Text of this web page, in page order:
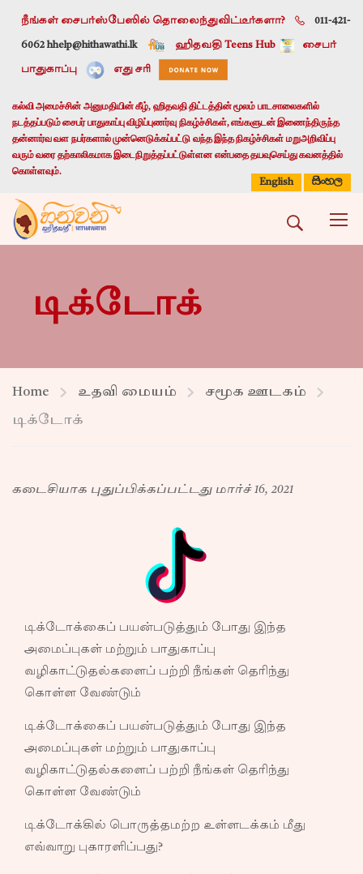
நீங்கள் சைபர்ஸ்பேஸில் தொலைந்துவிட்டீர்களா? 011-421-
6062 hhelp@hithawathi.lk ஹிதவதி Teens Hub சைபர்
பாதுகாப்பு எது சரி
கல்வி அமைச்சின் அனுமதியின் கீழ், ஹிதவதி திட்டத்தின் மூலம் பாடசாலைகளில்
நடத்தப்படும் சைபர் பாதுகாப்பு விழிப்புணர்வு நிகழ்ச்சிகள், எங்களுடன் இணைந்திருந்த
தன்னார்வ வள நபர்களால் முன்னெடுக்கப்பட்டு வந்த இந்த நிகழ்ச்சிகள் மறுஅறிவிப்பு
வரும் வரை தற்காலிகமாக இடைநிறுத்தப்பட்டுள்ளன என்பதை தயவுசெய்து கவனத்தில்
கொள்ளவும்.
English
සිංහල
டிக்டோக்
Home உதவி மையம் சமூக ஊடகம்
டிக்டோக்
கடைசியாக புதுப்பிக்கப்பட்டது மார்ச் 16, 2021
டிக்டோக்கைப் பயன்படுத்தும் போது இந்த
அமைப்புகள் மற்றும் பாதுகாப்பு
வழிகாட்டுதல்களைப் பற்றி நீங்கள் தெரிந்து
கொள்ள வேண்டும்
டிக்டோக்கைப் பயன்படுத்தும் போது இந்த
அமைப்புகள் மற்றும் பாதுகாப்பு
வழிகாட்டுதல்களைப் பற்றி நீங்கள் தெரிந்து
கொள்ள வேண்டும்
டிக்டோக்கில் பொருத்தமற்ற உள்ளடக்கம் மீது
எவ்வாறு புகாரளிப்பது?